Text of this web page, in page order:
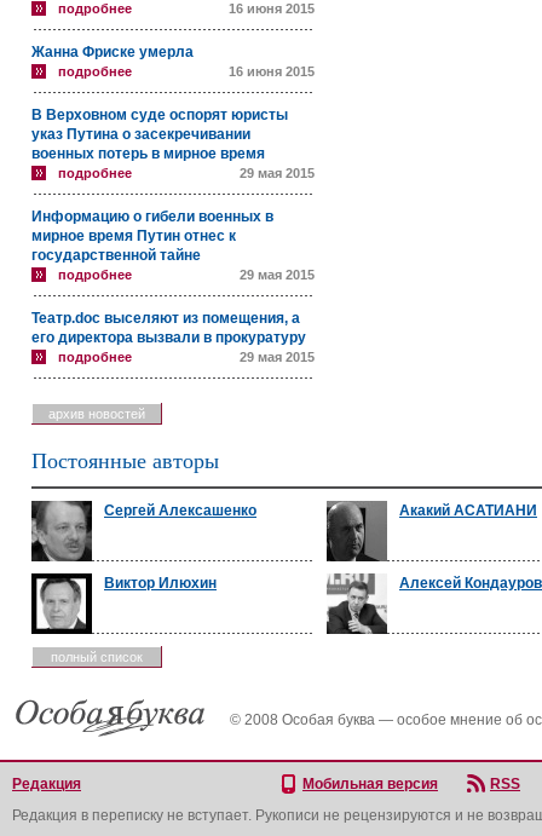
подробнее 16 июня 2015
Жанна Фриске умерла
подробнее 16 июня 2015
В Верховном суде оспорят юристы
указ Путина о засекречивании
военных потерь в мирное время
подробнее 29 мая 2015
Информацию о гибели военных в
мирное время Путин отнес к
государственной тайне
подробнее 29 мая 2015
Театр.doc выселяют из помещения, а
его директора вызвали в прокуратуру
подробнее 29 мая 2015
архив новостей
Постоянные авторы
Сергей Алексашенко Акакий АСАТИАНИ
Виктор Илюхин Алексей Кондауров
полный список
© 2008 Особая буква — особое мнение об
Редакция Мобильная версия
RSS
Редакция в переписку не вступает. Рукописи не рецензируются и не